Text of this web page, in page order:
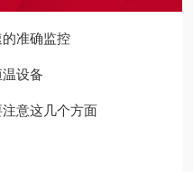
准确监控
设备
意这几个方面